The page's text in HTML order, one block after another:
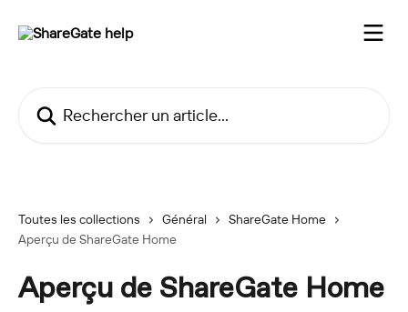
Toutes les collections Général
ShareGate Home
Aperçu de ShareGate Home
Aperçu de ShareGate Home